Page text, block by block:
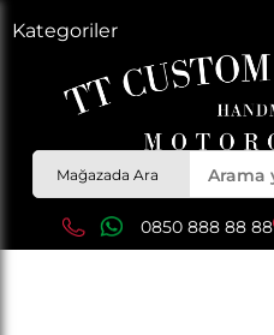
Mağazada Ara
Kategoriler
0850 888 88 88